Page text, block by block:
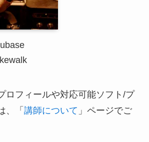
ロフィールや対応可能ソフト/プ
、「 講師について 」ページでご